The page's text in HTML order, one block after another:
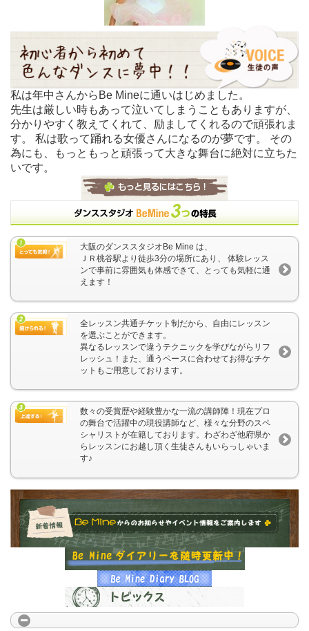
私は年中さんからBe Mineに通いはじめました。
先生は厳しい時もあって泣いてしまうこともありますが、
分かりやすく教えてくれて、励ましてくれるので頑張れま
す。 私は歌って踊れる女優さんになるのが夢です。 その
為にも、もっともっと頑張って大きな舞台に絶対に立ちた
いです。
大阪のダンススタジオBe Mine は、
ＪＲ桃谷駅より徒歩3分の場所にあり、 体験レッス
ンで事前に雰囲気も体感できて、とっても気軽に通
えます！
全レッスン共通チケット制だから、自由にレッスン
を選ぶことができます。
異なるレッスンで違うテクニックを学びながらリフ
レッシュ！また、通うペースに合わせてお得なチケ
ットもご用意しております。
数々の受賞歴や経験豊かな一流の講師陣！現在プロ
の舞台で活躍中の現役講師など、様々な分野のスペ
シャリストが在籍しております。わざわざ他府県か
らレッスンにお越し頂く生徒さんもいらっしゃいま
す♪